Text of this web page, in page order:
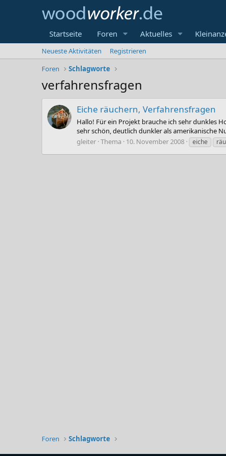
Startseite Foren Aktuelles
Neueste Aktivitäten
Registrieren
Foren
Schlagworte
verfahrensfragen
Eiche räuchern, Verfahrensfragen
Hallo! Für ein Projekt brauche ich sehr dunkles
sehr schön, deutlich dunkler als amerikanische
gleiter Thema 10. November 2008 eiche
Foren Schlagworte